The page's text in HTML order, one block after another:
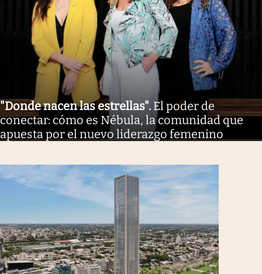
"Donde nacen las estrellas". El poder de
conectar: cómo es Nébula, la comunidad que
apuesta por el nuevo liderazgo femenino